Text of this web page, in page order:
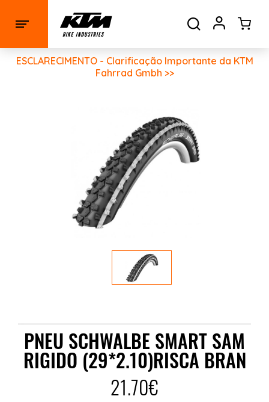
ESCLARECIMENTO - Clarificação Importante da KTM
Fahrrad Gmbh >>
PNEU SCHWALBE SMART SAM
RIGIDO (29*2.10)RISCA BRAN
21.70€